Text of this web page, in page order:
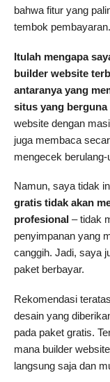
bahwa fitur yang
tembok pembayaran.
Itulah mengapa
builder website
antaranya yang
situs yang berguna
website dengan
juga membaca
mengecek
Namun, saya tidak
gratis tidak akan
profesional – tidak
penyimpanan yang
canggih. Jadi, saya
paket berbayar.
Rekomendasi
desain yang
pada paket gratis.
mana builder
langsung saja dan